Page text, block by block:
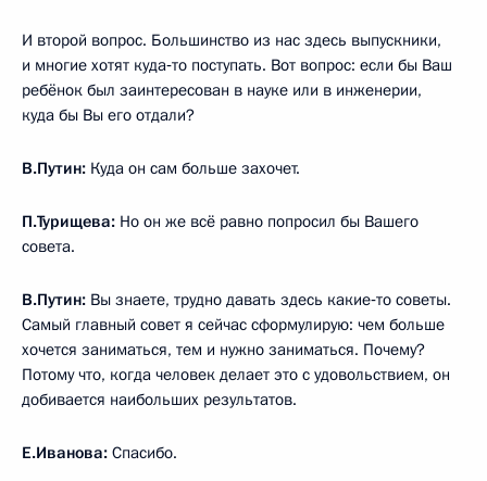
И второй вопрос. Большинство из нас здесь выпускники,
и многие хотят куда‑то поступать. Вот вопрос: если бы Ваш
ребёнок был заинтересован в науке или в инженерии,
куда бы Вы его отдали?
В.Путин: Куда он сам больше захочет.
П.Турищева: Но он же всё равно попросил бы Вашего
совета.
В.Путин: Вы знаете, трудно давать здесь какие‑то советы.
Самый главный совет я сейчас сформулирую: чем больше
хочется заниматься, тем и нужно заниматься. Почему?
Потому что, когда человек делает это с удовольствием, он
добивается наибольших результатов.
Е.Иванова: Спасибо.